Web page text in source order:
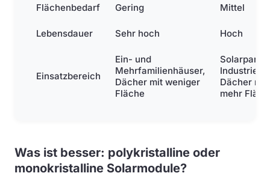
Flächenbedarf Gering Mittel
Lebensdauer Sehr hoch Hoch
Einsatzbereich
Ein- und
Mehrfamilienhäuser,
Dächer mit weniger
Fläche
Solarparks,
Industrie,
Dächer mit
mehr
Was ist besser: polykristalline oder
monokristalline Solarmodule?